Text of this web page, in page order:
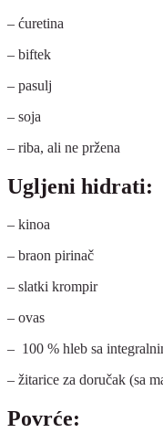
– ćuretina
– biftek
– pasulj
– soja
– riba, ali ne pržena
Ugljeni hidrati:
– kinoa
– braon pirinač
– slatki krompir
– ovas
– 100 % hleb sa
– žitarice za doručak (sa
Povrće: